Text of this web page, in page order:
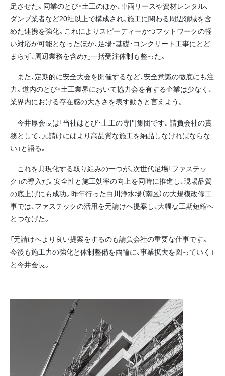
足させた。同業のとび・土工のほか、車両リースや資材レンタル、
ダンプ業者など20社以上で構成され、施工に関わる周辺領域を含
めた連携を強化。これによりスピーディーかつフットワークの軽
い対応が可能となったほか、足場・基礎・コンクリート工事にとど
まらず、周辺業務を含めた一括受注体制も整った。
また、定期的に安全大会を開催するなど、安全意識の徹底にも注
力。道内のとび・土工業界において協力会を有する企業は少なく、
業界内における存在感の大きさを表す動きと言えよう。
今井厚会長は「当社はとび・土工の専門集団です。請負会社の責
務として、元請けにはより高品質な施工を納品しなければならな
い」と語る。
これを具現化する取り組みの一つが、次世代足場「ファステッ
ク」の導入だ。安全性と施工効率の向上を同時に推進し、現場品質
の底上げにも成功。昨年行った白川浄水場（南区）の大規模改修工
事では、ファステックの活用を元請けへ提案し、大幅な工期短縮へ
とつなげた。
「元請けへより良い提案をするのも請負会社の重要な仕事です。
今後も施工力の強化と体制整備を両輪に、事業拡大を図っていく」
と今井会長。